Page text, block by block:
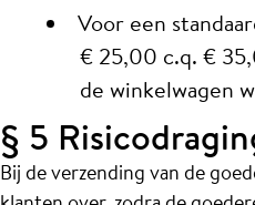
Voor een
€ 25,00 c.q. €
de winkelwagen
§ 5
Bij de verzending van de